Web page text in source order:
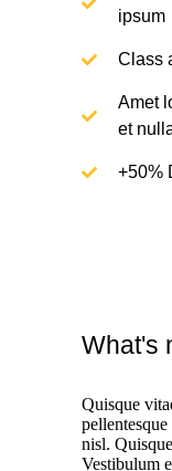
ipsum
Class
Amet
et
+50%
What's
Quisque
nisl.
Vestibulum